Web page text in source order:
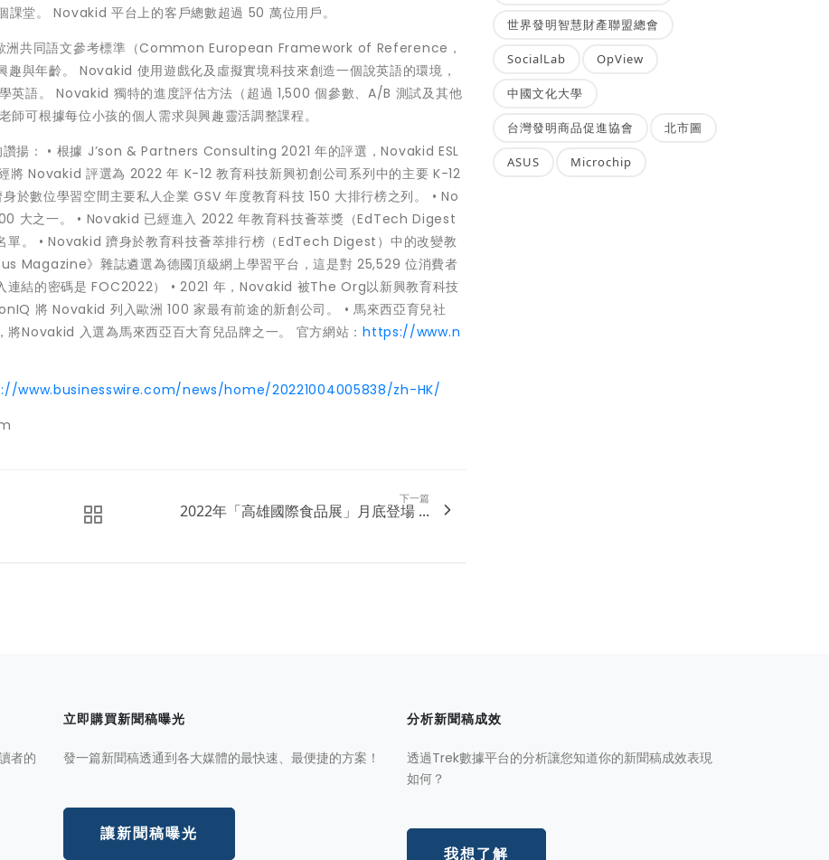
堂。 Novakid 平台上的客戶總數超過 50 萬位用戶。
洲共同語文參考標準（Common European Framework of Reference，
趣與年齡。 Novakid 使用遊戲化及虛擬實境科技來創造一個說英語的環境，
英語。 Novakid 獨特的進度評估方法（超過 1,500 個參數、A/B 測試及其他
可根據每位小孩的個人需求與興趣靈活調整課程。
揚： • 根據 J’son & Partners Consulting 2021 年的評選，Novakid ESL
將 Novakid 評選為 2022 年 K-12 教育科技新興初創公司系列中的主要 K-12
於數位學習空間主要私人企業 GSV 年度教育科技 150 大排行榜之列。 • No
大之一。 • Novakid 已經進入 2022 年教育科技薈萃獎（EdTech Digest
單。 • Novakid 躋身於教育科技薈萃排行榜（EdTech Digest）中的改變教
Magazine》雜誌遴選為德國頂級網上學習平台，這是對 25,529 位消費者
連結的密碼是 FOC2022） • 2021 年，Novakid 被The Org以新興教育科技
將 Novakid 列入歐洲 100 家最有前途的新創公司。 • 馬來西亞育兒社
Novakid 入選為馬來西亞百大育兒品牌之一。 官方網站：https://www.n
www.businesswire.com/news/home/20221004005838/zh-HK/
下一篇
2022年「高雄國際食品展」月底登場 ...
世界發明智慧財產聯盟總會
SocialLab OpView
中國文化大學
台灣發明商品促進協會 北市圖
ASUS Microchip
者的
立即購買新聞稿曝光
發一篇新聞稿透通到各大媒體的最快速、最便捷的方案！
讓新聞稿曝光
分析新聞稿成效
透過Trek數據平台的分析讓您知道你的新聞稿成效表現
如何？
我想了解